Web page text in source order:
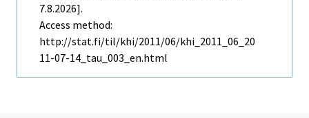
7.8.2026].
Access method:
http://stat.fi/til/khi/2011/06/khi_2011_06_20
11-07-14_tau_003_en.html